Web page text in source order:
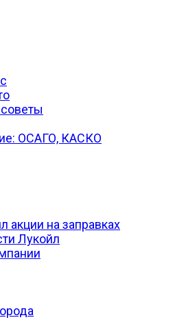
ОСАГО, КАСКО
акции на заправках
Лукойл